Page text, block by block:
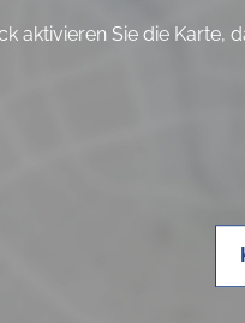
aktivieren Sie die Karte,